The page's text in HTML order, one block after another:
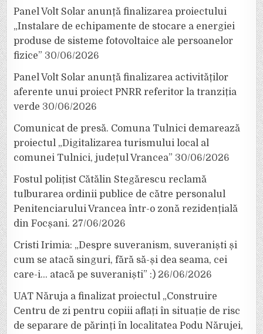
Panel Volt Solar anunță finalizarea proiectului
„Instalare de echipamente de stocare a energiei
produse de sisteme fotovoltaice ale persoanelor
fizice” 30/06/2026
Panel Volt Solar anunță finalizarea activităților
aferente unui proiect PNRR referitor la tranziția
verde 30/06/2026
Comunicat de presă. Comuna Tulnici demarează
proiectul „Digitalizarea turismului local al
comunei Tulnici, județul Vrancea” 30/06/2026
Fostul polițist Cătălin Stegărescu reclamă
tulburarea ordinii publice de către personalul
Penitenciarului Vrancea într-o zonă rezidențială
din Focșani. 27/06/2026
Cristi Irimia: „Despre suveranism, suveraniști și
cum se atacă singuri, fără să-și dea seama, cei
care-i… atacă pe suveraniști” :) 26/06/2026
UAT Năruja a finalizat proiectul „Construire
Centru de zi pentru copiii aflați în situație de risc
de separare de părinți în localitatea Podu Nărujei,